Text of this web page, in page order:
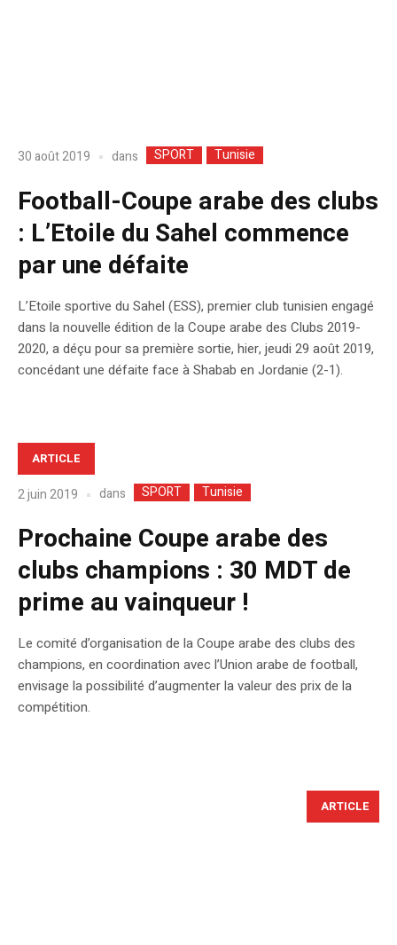
30 août 2019 dans SPORT Tunisie
Football-Coupe arabe des clubs
: L’Etoile du Sahel commence
par une défaite
L’Etoile sportive du Sahel (ESS), premier club tunisien engagé
dans la nouvelle édition de la Coupe arabe des Clubs 2019-
2020, a déçu pour sa première sortie, hier, jeudi 29 août 2019,
concédant une défaite face à Shabab en Jordanie (2-1).
ARTICLE
2 juin 2019 dans SPORT Tunisie
Prochaine Coupe arabe des
clubs champions : 30 MDT de
prime au vainqueur !
Le comité d’organisation de la Coupe arabe des clubs des
champions, en coordination avec l’Union arabe de football,
envisage la possibilité d’augmenter la valeur des prix de la
compétition.
ARTICLE